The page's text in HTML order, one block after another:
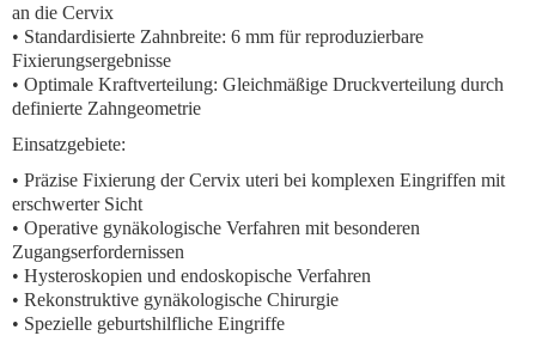
an die Cervix
• Standardisierte Zahnbreite: 6 mm für reproduzierbare
Fixierungsergebnisse
• Optimale Kraftverteilung: Gleichmäßige Druckverteilung durch
definierte Zahngeometrie
Einsatzgebiete:
• Präzise Fixierung der Cervix uteri bei komplexen Eingriffen mit
erschwerter Sicht
• Operative gynäkologische Verfahren mit besonderen
Zugangserfordernissen
• Hysteroskopien und endoskopische Verfahren
• Rekonstruktive gynäkologische Chirurgie
• Spezielle geburtshilfliche Eingriffe